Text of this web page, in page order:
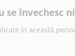
se învechesc
în această